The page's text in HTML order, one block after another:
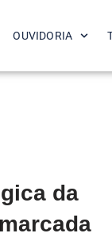
OUVIDORIA
da